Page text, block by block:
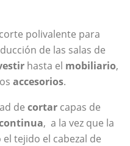
polivalente para
de las salas de
hasta el mobiliario,
accesorios.
de cortar capas de
, a la vez que la
tejido el cabezal de